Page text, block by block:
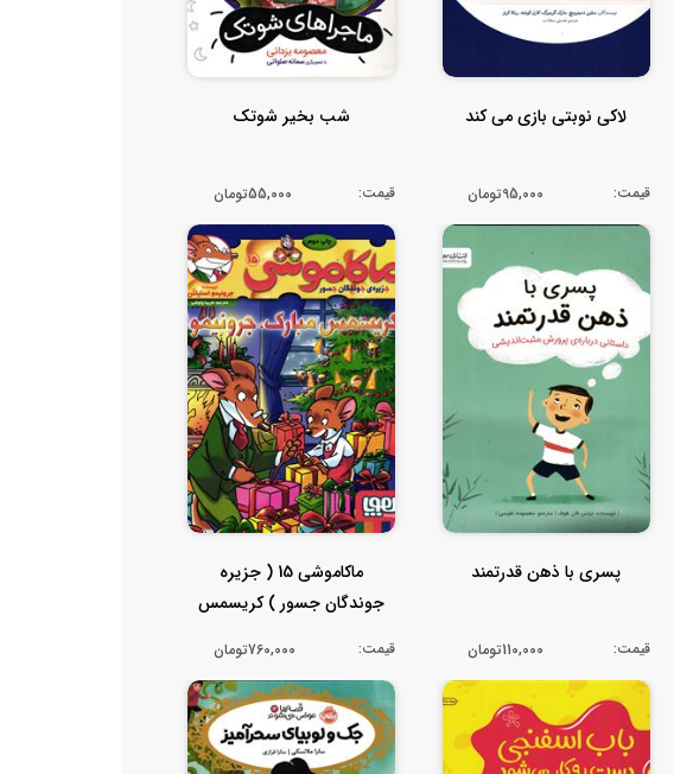
لاکی نوبتی بازی می کند
قیمت: 95,000تومان
شب بخیر شوتک
قیمت: 55,000تومان
پسری با ذهن قدرتمند
قیمت: 110,000تومان
ماکاموشی 15 ( جزیره
جوندگان جسور ) کریسمس
قیمت: 760,000تومان